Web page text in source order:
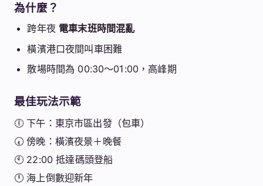
為什麼？
跨年夜 電車末班時間混亂
橫濱港口夜間叫車困難
散場時間為 00:30～01:00，高峰期
最佳玩法示範
🕕 下午：東京市區出發（包車）
🕢 傍晚：橫濱夜景＋晚餐
🕙 22:00 抵達碼頭登船
🕛 海上倒數迎新年